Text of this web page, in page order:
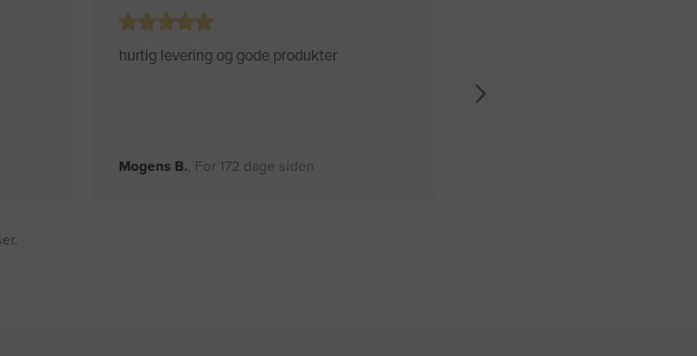
hurtig levering og gode produkter
Mogens B. , For 172 dage siden